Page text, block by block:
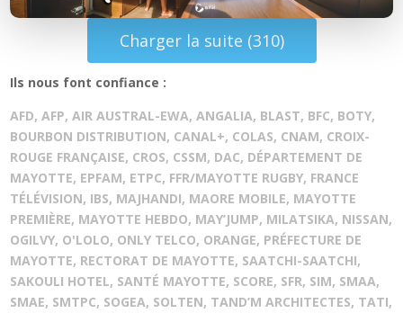
Charger la suite (310)
Ils nous font confiance :
AFD, AFP, AIR AUSTRAL-EWA, ANGALIA, BLAST, BFC, BOTY,
BOURBON DISTRIBUTION, CANAL+, COLAS, CNAM, CROIX-
ROUGE FRANÇAISE, CROS, CSSM, DAC, DÉPARTEMENT DE
MAYOTTE, EPFAM, ETPC, FFR/MAYOTTE RUGBY, FRANCE
TÉLÉVISION, IBS, MAJHANDI, MAORE MOBILE, MAYOTTE
PREMIÈRE, MAYOTTE HEBDO, MAY’JUMP, MILATSIKA, NISSAN,
OGILVY, O'LOLO, ONLY TELCO, ORANGE, PRÉFECTURE DE
MAYOTTE, RECTORAT DE MAYOTTE, SAATCHI-SAATCHI,
SAKOULI HOTEL, SANTÉ MAYOTTE, SCORE, SFR, SIM, SMAA,
SMAE, SMTPC, SOGEA, SOLTEN, TAND’M ARCHITECTES, TATI,